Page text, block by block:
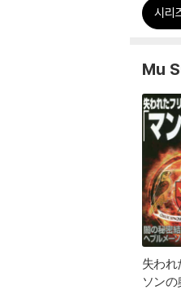
시리
Mu
失わ
ソンの